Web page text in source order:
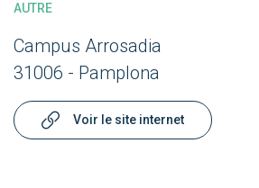
AUTRE
Campus Arrosadia
31006 - Pamplona
Voir le site internet